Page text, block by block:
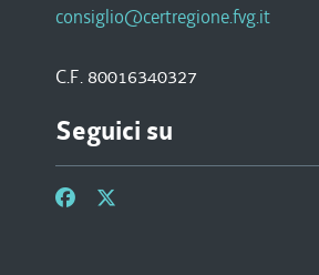
consiglio@certregione.fvg.it
C.F. 80016340327
Seguici su